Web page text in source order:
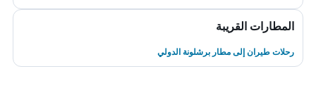
المطارات القريبة
رحلات طيران إلى مطار برشلونة الدولي